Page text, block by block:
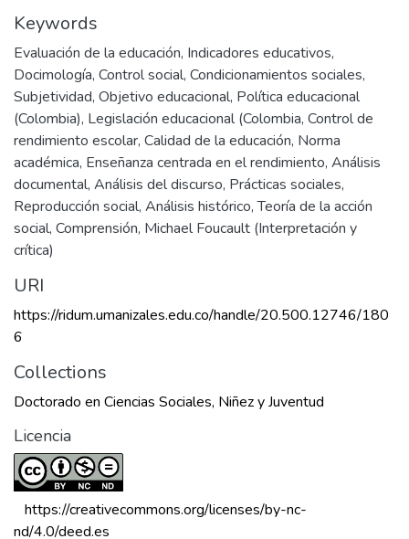
Keywords
Evaluación de la educación, Indicadores educativos,
Docimología, Control social, Condicionamientos sociales,
Subjetividad, Objetivo educacional, Política educacional
(Colombia), Legislación educacional (Colombia, Control de
rendimiento escolar, Calidad de la educación, Norma
académica, Enseñanza centrada en el rendimiento, Análisis
documental, Análisis del discurso, Prácticas sociales,
Reproducción social, Análisis histórico,Teoría de la acción
social, Comprensión, Michael Foucault (Interpretación y
crítica)
URI
https://ridum.umanizales.edu.co/handle/20.500.12746/180
6
Collections
Doctorado en Ciencias Sociales, Niñez y Juventud
Licencia
https://creativecommons.org/licenses/by-nc-
nd/4.0/deed.es